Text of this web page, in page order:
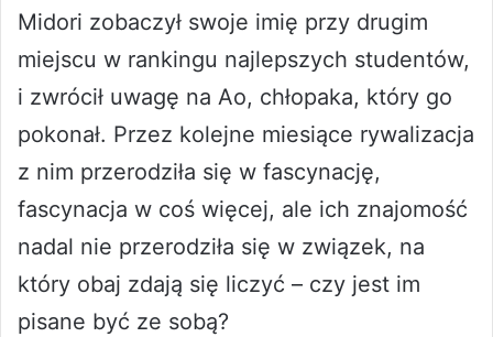
Midori zobaczył swoje imię przy drugim
miejscu w rankingu najlepszych studentów,
i zwrócił uwagę na Ao, chłopaka, który go
pokonał. Przez kolejne miesiące rywalizacja
z nim przerodziła się w fascynację,
fascynacja w coś więcej, ale ich znajomość
nadal nie przerodziła się w związek, na
który obaj zdają się liczyć – czy jest im
pisane być ze sobą?